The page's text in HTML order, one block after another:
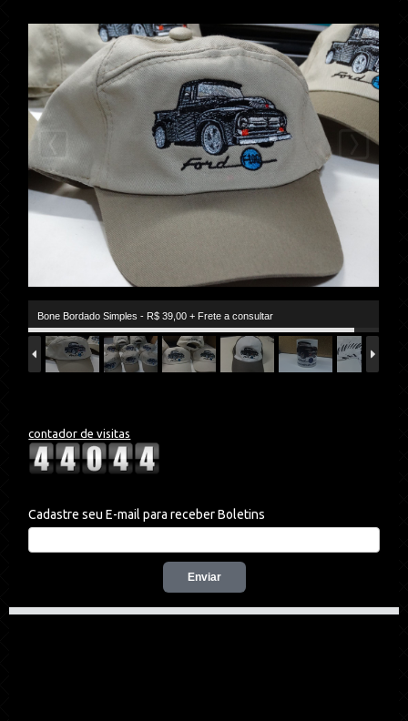
Bone Bordado Simples - R$ 39,00 + Frete a consultar
contador de visitas
Cadastre seu E-mail para receber Boletins